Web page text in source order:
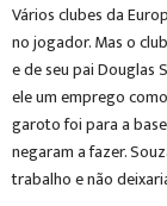
Vários clubes da
no jogador. Mas o
e de seu pai Douglas
ele um emprego
garoto foi para a
negaram a fazer.
trabalho e não